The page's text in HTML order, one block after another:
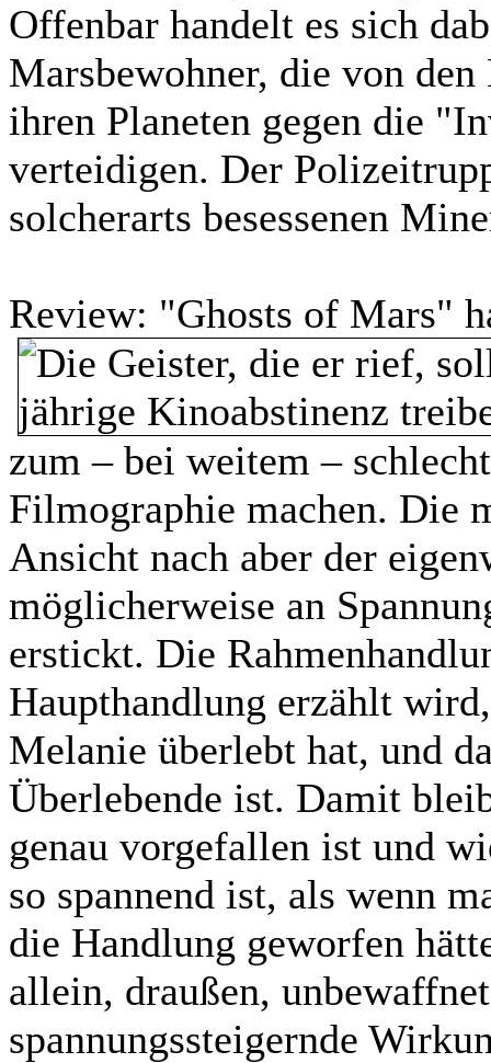
Offenbar handelt es sich
Marsbewohner, die von
ihren Planeten gegen die
verteidigen. Der
solcherarts besessenen
Review: "Ghosts of Mars"
zum – bei weitem –
Filmographie machen. Die
Ansicht nach aber der
möglicherweise an
erstickt. Die
Haupthandlung erzählt
Melanie überlebt hat, und
Überlebende ist. Damit
genau vorgefallen ist und
so spannend ist, als wenn
die Handlung geworfen
allein, draußen,
spannungssteigernde